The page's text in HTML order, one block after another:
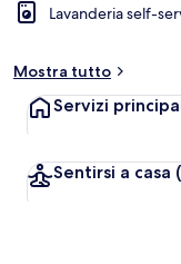
Lavanderia self-
Mostra tutto
Servizi
Sentirsi a casa